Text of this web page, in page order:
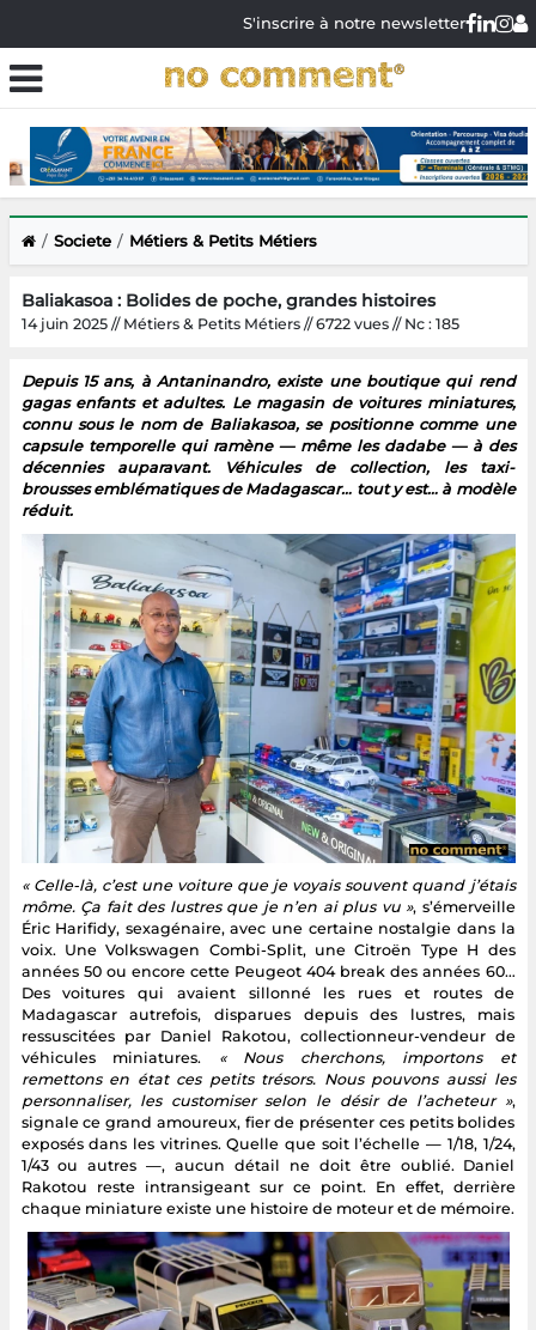
S'inscrire à notre newsletter
Societe Métiers & Petits Métiers
Baliakasoa : Bolides de poche, grandes histoires
14 juin 2025 // Métiers & Petits Métiers // 6722 vues // Nc : 185
Depuis 15 ans, à Antaninandro, existe une boutique qui rend
gagas enfants et adultes. Le magasin de voitures miniatures,
connu sous le nom de Baliakasoa, se positionne comme une
capsule temporelle qui ramène — même les dadabe — à des
décennies auparavant. Véhicules de collection, les taxi-
brousses emblématiques de Madagascar… tout y est… à modèle
réduit.
« Celle-là, c’est une voiture que je voyais souvent quand j’étais
môme. Ça fait des lustres que je n’en ai plus vu », s’émerveille
Éric Harifidy, sexagénaire, avec une certaine nostalgie dans la
voix. Une Volkswagen Combi-Split, une Citroën Type H des
années 50 ou encore cette Peugeot 404 break des années 60…
Des voitures qui avaient sillonné les rues et routes de
Madagascar autrefois, disparues depuis des lustres, mais
ressuscitées par Daniel Rakotou, collectionneur-vendeur de
véhicules miniatures. « Nous cherchons, importons et
remettons en état ces petits trésors. Nous pouvons aussi les
personnaliser, les customiser selon le désir de l’acheteur »,
signale ce grand amoureux, fier de présenter ces petits bolides
exposés dans les vitrines. Quelle que soit l’échelle — 1/18, 1/24,
1/43 ou autres —, aucun détail ne doit être oublié. Daniel
Rakotou reste intransigeant sur ce point. En effet, derrière
chaque miniature existe une histoire de moteur et de mémoire.